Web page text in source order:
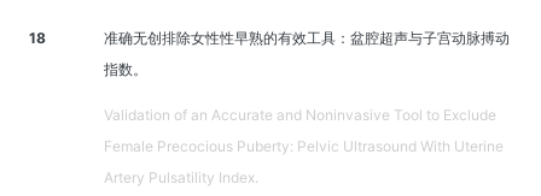
18
准确无创排除女性性早熟的有效工具：盆腔超声与子宫动脉搏动
指数。
Validation of an Accurate and Noninvasive Tool to Exclude
Female Precocious Puberty: Pelvic Ultrasound With Uterine
Artery Pulsatility Index.